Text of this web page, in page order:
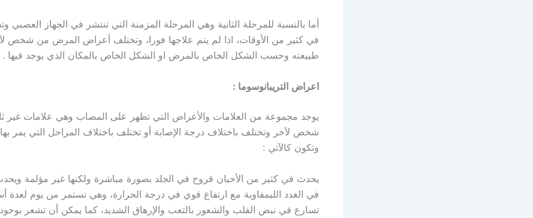
أما بالنسبة للمرحلة الثانية وهي المرحلة المزمنة التي تنتشر في الجهاز العصبي
في كثير من الأوقات، اذا لم يتم علاجها فورا، وتختلف أعراض المرض من
طبيعته وحسب الشكل الخاص بالمرض او الشكل الخاص بالمكان الذي يوجد فيها .
اعراض التريبانوسوما :
يوجد مجموعة من العلامات والأعراض التي تظهر على المصاب وهي علامات غير
شخص لآخر وتختلف باختلاف درجة الإصابة أو تختلف باختلاف المراحل التي يمر
وتكون كالآتي :
يحدث في كثير من الأحيان قروح في الجلد بصورة مباشرة ولكنها غير مؤلمة
في الغدد الليمفاوية مع ارتفاع قوي في درجة الحرارة، وهي تستمر من يوم لعدة
تسارع في نبض القلب والشعور بالتعب والإرهاق الشديد، كما يمكن أن تشعر